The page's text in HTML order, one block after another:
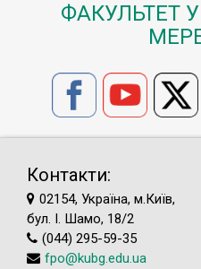
ФАКУЛЬТЕТ
Контакти:
02154, Україна, м.Київ,
бул. І. Шамо, 18/2
(044) 295-59-35
fpo@kubg.edu.ua